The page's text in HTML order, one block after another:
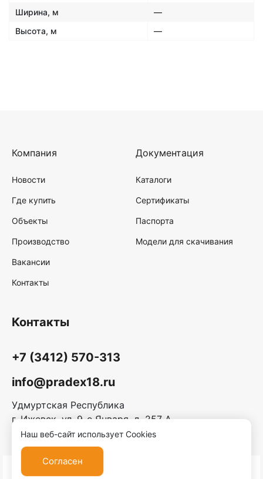
Ширина, м
—
Высота, м
—
Наш веб-сайт использует Cookies
Согласен
Компания
Новости
Где купить
Объекты
Производство
Вакансии
Контакты
Документация
Каталоги
Сертификаты
Паспорта
Модели для скачивания
Контакты
+7 (3412) 570-313
info@pradex18.ru
Удмуртская Республика
г. Ижевск, ул. 9-е Января, д. 257 А